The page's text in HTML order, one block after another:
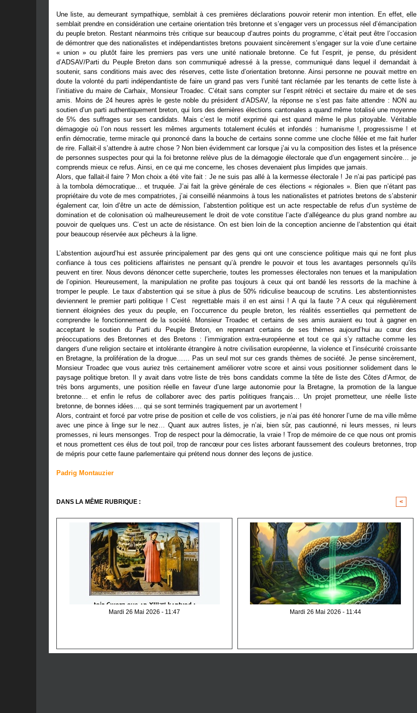
Une liste, au demeurant sympathique, semblait à ces premières déclarations pouvoir retenir mon intention. En effet, elle
semblait prendre en considération une certaine orientation très bretonne et s’engager vers un processus réel d’émancipation
du peuple breton. Restant néanmoins très critique sur beaucoup d’autres points du programme, c’était peut être l’occasion
de démontrer que des nationalistes et indépendantistes bretons pouvaient sincèrement s’engager sur la voie d’une certaine
« union » ou plutôt faire les premiers pas vers une unité nationale bretonne. Ce fut l’esprit, je pense, du président
d’ADSAV/Parti du Peuple Breton dans son communiqué adressé à la presse, communiqué dans lequel il demandait à
soutenir, sans conditions mais avec des réserves, cette liste d’orientation bretonne. Ainsi personne ne pouvait mettre en
doute la volonté du parti indépendantiste de faire un grand pas vers l’unité tant réclamée par les tenants de cette liste à
l’initiative du maire de Carhaix, Monsieur Troadec. C’était sans compter sur l’esprit rétréci et sectaire du maire et de ses
amis. Moins de 24 heures après le geste noble du président d’ADSAV, la réponse ne s’est pas faite attendre : NON au
soutien d’un parti authentiquement breton, qui lors des dernières élections cantonales a quand même totalisé une moyenne
de 5% des suffrages sur ses candidats. Mais c’est le motif exprimé qui est quand même le plus pitoyable. Véritable
démagogie où l’on nous ressert les mêmes arguments totalement éculés et infondés : humanisme !, progressisme ! et
enfin démocratie, terme miracle qui prononcé dans la bouche de certains sonne comme une cloche fêlée et me fait hurler
de rire. Fallait-il s’attendre à autre chose ? Non bien évidemment car lorsque j’ai vu la composition des listes et la présence
de personnes suspectes pour qui la foi bretonne relève plus de la démagogie électorale que d’un engagement sincère… je
comprends mieux ce refus. Ainsi, en ce qui me concerne, les choses devenaient plus limpides que jamais.
Alors, que fallait-il faire ? Mon choix a été vite fait : Je ne suis pas allé à la kermesse électorale ! Je n’ai pas participé pas
à la tombola démocratique… et truquée. J’ai fait la grève générale de ces élections « régionales ». Bien que n’étant pas
propriétaire du vote de mes compatriotes, j’ai conseillé néanmoins à tous les nationalistes et patriotes bretons de s’abstenir
également car, loin d’être un acte de démission, l’abstention politique est un acte respectable de refus d’un système de
domination et de colonisation où malheureusement le droit de vote constitue l’acte d’allégeance du plus grand nombre au
pouvoir de quelques uns. C’est un acte de résistance. On est bien loin de la conception ancienne de l’abstention qui était
pour beaucoup réservée aux pêcheurs à la ligne.
L’abstention aujourd’hui est assurée principalement par des gens qui ont une conscience politique mais qui ne font plus
confiance à tous ces politiciens affairistes ne pensant qu’à prendre le pouvoir et tous les avantages personnels qu’ils
peuvent en tirer. Nous devons dénoncer cette supercherie, toutes les promesses électorales non tenues et la manipulation
de l’opinion. Heureusement, la manipulation ne profite pas toujours à ceux qui ont bandé les ressorts de la machine à
tromper le peuple. Le taux d’abstention qui se situe à plus de 50% ridiculise beaucoup de scrutins. Les abstentionnistes
deviennent le premier parti politique ! C’est regrettable mais il en est ainsi ! A qui la faute ? A ceux qui régulièrement
tiennent éloignées des yeux du peuple, en l’occurrence du peuple breton, les réalités essentielles qui permettent de
comprendre le fonctionnement de la société. Monsieur Troadec et certains de ses amis auraient eu tout à gagner en
acceptant le soutien du Parti du Peuple Breton, en reprenant certains de ses thèmes aujourd’hui au cœur des
préoccupations des Bretonnes et des Bretons : l’immigration extra-européenne et tout ce qui s’y rattache comme les
dangers d’une religion sectaire et intolérante étrangère à notre civilisation européenne, la violence et l’insécurité croissante
en Bretagne, la prolifération de la drogue…… Pas un seul mot sur ces grands thèmes de société. Je pense sincèrement,
Monsieur Troadec que vous auriez très certainement améliorer votre score et ainsi vous positionner solidement dans le
paysage politique breton. Il y avait dans votre liste de très bons candidats comme la tête de liste des Côtes d’Armor, de
très bons arguments, une position réelle en faveur d’une large autonomie pour la Bretagne, la promotion de la langue
bretonne… et enfin le refus de collaborer avec des partis politiques français… Un projet prometteur, une réelle liste
bretonne, de bonnes idées…. qui se sont terminés tragiquement par un avortement !
Alors, contraint et forcé par votre prise de position et celle de vos colistiers, je n’ai pas été honorer l’urne de ma ville même
avec une pince à linge sur le nez… Quant aux autres listes, je n’ai, bien sûr, pas cautionné, ni leurs messes, ni leurs
promesses, ni leurs mensonges. Trop de respect pour la démocratie, la vraie ! Trop de mémoire de ce que nous ont promis
et nous promettent ces élus de tout poil, trop de rancœur pour ces listes arborant faussement des couleurs bretonnes, trop
de mépris pour cette faune parlementaire qui prétend nous donner des leçons de justice.
Padrig Montauzier
DANS LA MÊME RUBRIQUE : <
Mardi 26 Mai 2026 - 11:47
Mardi 26 Mai 2026 - 11:44